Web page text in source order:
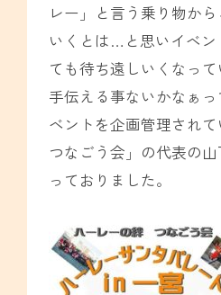
レー」と言う乗り物か
いくとは…と思いイベン
ても待ち遠しいくなっ
手伝える事ないかなぁ
ベントを企画管理され
つなごう会」の代表の
っておりました。